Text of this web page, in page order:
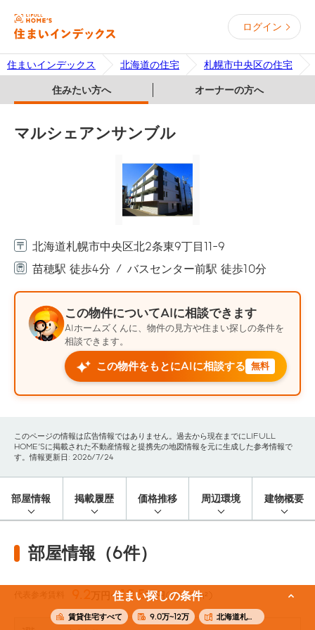
ログイン
住まいインデックス 北海道の住宅 札幌市中央区の住宅
住みたい方へ オーナーの方へ
住まい探しの条件
賃貸住宅すべて 9.0万~12万 北海道札幌市中央区
マルシェアンサンブル
北海道札幌市中央区北2条東9丁目11-9
苗穂駅 徒歩4分
バスセンター前駅 徒歩10分
この物件についてAIに相談できます
AIホームズくんに、物件の見方や住まい探しの条件を
相談できます。
この物件をもとにAIに相談する 無料
このページの情報は広告情報ではありません。過去から現在までにLIFULL
HOME'Sに掲載された不動産情報と提携先の地図情報を元に生成した参考情報で
す。情報更新日: 2026/7/24
部屋情報 掲載履歴 価格推移 周辺環境 建物概要
部屋情報（6件）
9.2 万円〜10.5万円 (59.69m²)